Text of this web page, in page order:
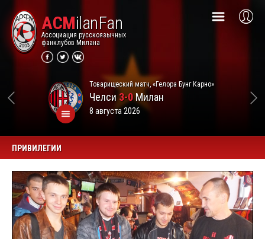
ACMilanFan
Ассоциация русскоязычных
фанклубов Милана
Товарищеский матч, «Гелора Бунг Карно»
Челси3-0Милан
8 августа 2026
ПРИВИЛЕГИИ